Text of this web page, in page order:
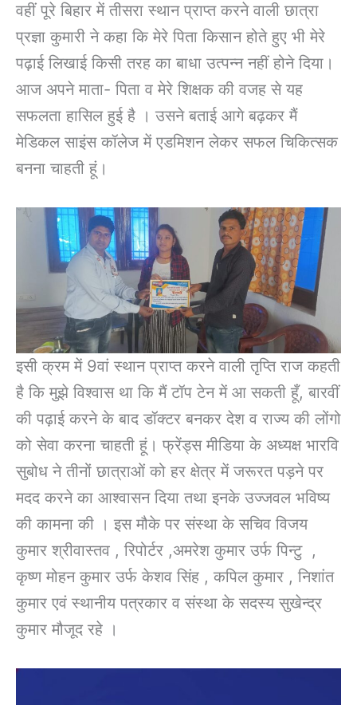
वहीं पूरे बिहार में तीसरा स्थान प्राप्त करने वाली छात्रा
प्रज्ञा कुमारी ने कहा कि मेरे पिता किसान होते हुए भी मेरे
पढ़ाई लिखाई किसी तरह का बाधा उत्पन्न नहीं होने दिया।
आज अपने माता- पिता व मेरे शिक्षक की वजह से यह
सफलता हासिल हुई है । उसने बताई आगे बढ़कर मैं
मेडिकल साइंस कॉलेज में एडमिशन लेकर सफल चिकित्सक
बनना चाहती हूं।
इसी क्रम में 9वां स्थान प्राप्त करने वाली तृप्ति राज कहती
है कि मुझे विश्वास था कि मैं टॉप टेन में आ सकती हूँ, बारवीं
की पढ़ाई करने के बाद डॉक्टर बनकर देश व राज्य की लोंगो
को सेवा करना चाहती हूं। फ्रेंड्स मीडिया के अध्यक्ष भारवि
सुबोध ने तीनों छात्राओं को हर क्षेत्र में जरूरत पड़ने पर
मदद करने का आश्वासन दिया तथा इनके उज्जवल भविष्य
की कामना की । इस मौके पर संस्था के सचिव विजय
कुमार श्रीवास्तव , रिपोर्टर ,अमरेश कुमार उर्फ पिन्टु ,
कृष्ण मोहन कुमार उर्फ केशव सिंह , कपिल कुमार , निशांत
कुमार एवं स्थानीय पत्रकार व संस्था के सदस्य सुखेन्द्र
कुमार मौजूद रहे ।